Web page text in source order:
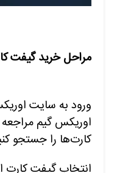
مراحل خرید گیفت
ورود به سایت
اوریکس گیم
کارت‌ها را جستجو
انتخاب گیفت کارت